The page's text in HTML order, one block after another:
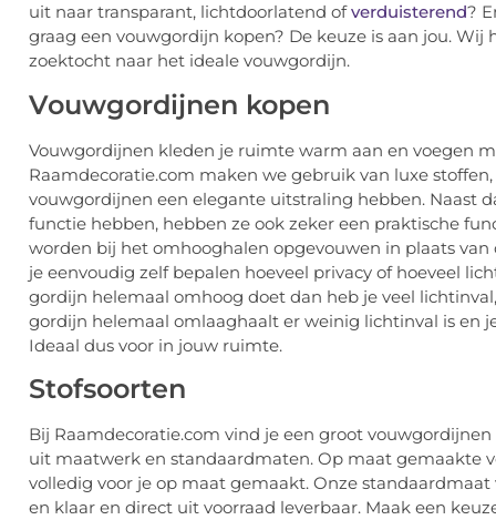
uit naar transparant, lichtdoorlatend ofverduisterend?
graag een vouwgordijn kopen? De keuze is aan jou. Wij
zoektocht naar het ideale vouwgordijn.
Vouwgordijnen kopen
Vouwgordijnen kleden je ruimte warm aan en voegen
Raamdecoratie.com maken we gebruik van luxe
vouwgordijnen een elegante uitstraling hebben. Naast
functie hebben, hebben ze ook zeker een praktische
worden bij het omhooghalen opgevouwen in plaats van
je eenvoudig zelf bepalen hoeveel privacy of hoeveel
gordijn helemaal omhoog doet dan heb je veel
gordijn helemaal omlaaghaalt er weinig lichtinval is en
Ideaal dus voor in jouw ruimte.
Stofsoorten
Bij Raamdecoratie.com vind je een groot
uit maatwerk en standaardmaten. Op maat gemaakte
volledig voor je op maat gemaakt. Onze
en klaar en direct uit voorraad leverbaar. Maak een